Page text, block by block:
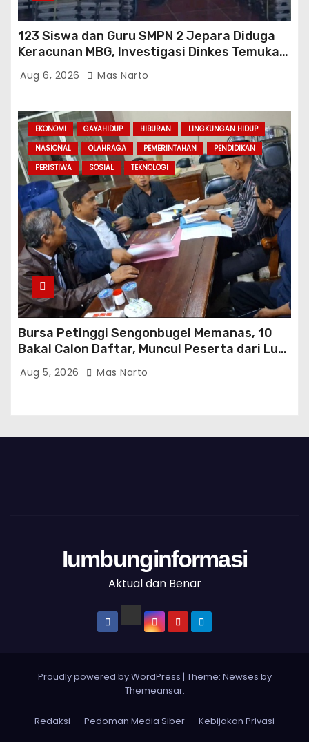
123 Siswa dan Guru SMPN 2 Jepara Diduga
Keracunan MBG, Investigasi Dinkes Temukan
Sejumlah Pelanggaran di Dapur SPPG
Aug 6, 2026 Mas Narto
EKONOMI GAYAHIDUP HIBURAN
LINGKUNGAN HIDUP
NASIONAL
OLAHRAGA PEMERINTAHAN
PENDIDIKAN
PERISTIWA
SOSIAL TEKNOLOGI
Bursa Petinggi Sengonbugel Memanas, 10
Bakal Calon Daftar, Muncul Peserta dari Luar
Desa hingga Jakarta
Aug 5, 2026 Mas Narto
Iumbunginformasi
Aktual dan Benar
Proudly powered by WordPress | Theme: Newses by
Themeansar.
Redaksi Pedoman Media Siber
Kebijakan Privasi